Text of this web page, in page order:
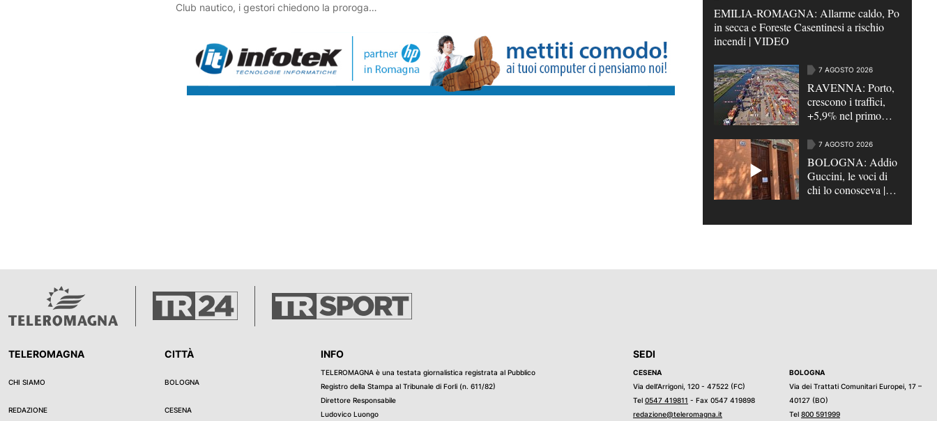
Club nautico, i gestori chiedono la proroga
burocrazia.
EMILIA-ROMAGNA: Allarme caldo, Po
in secca e Foreste Casentinesi a rischio
incendi | VIDEO
7 AGOSTO 2026
RAVENNA: Porto,
crescono i traffici,
+5,9% nel primo
7 AGOSTO 2026
BOLOGNA: Addio
Guccini, le voci di
chi lo conosceva |
TELEROMAGNA
CHI SIAMO
REDAZIONE
CITTÀ
BOLOGNA
CESENA
INFO
TELEROMAGNA è una testata giornalistica registrata al Pubblico
Registro della Stampa al Tribunale di Forli (n. 611/82)
Direttore Responsabile
Ludovico Luongo
SEDI
CESENA
Via dell’Arrigoni, 120 - 47522 (FC)
Tel 0547 419811 - Fax 0547 419898
redazione@teleromagna.it
BOLOGNA
Via dei Trattati Comunitari Europei, 17 –
40127 (BO)
Tel 800 591999